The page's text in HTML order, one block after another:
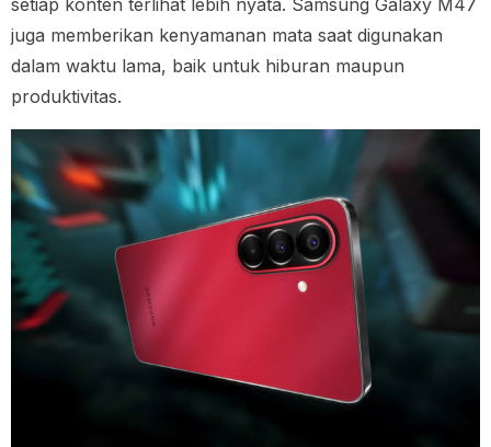
juga memberikan kenyamanan mata saat digunakan
dalam waktu lama, baik untuk hiburan maupun
produktivitas.